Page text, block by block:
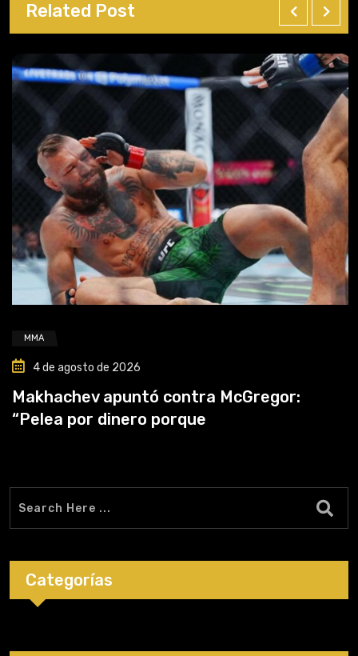
Related Post
MMA
4 de agosto de 2026
Makhachev apuntó contra McGregor:
“Pelea por dinero porque
Categorías